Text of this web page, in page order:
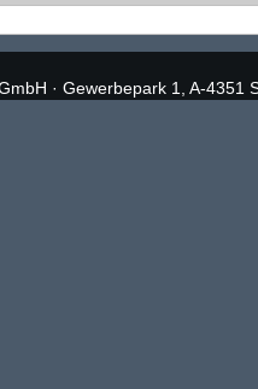
· Gewerbepark 1, A-4351